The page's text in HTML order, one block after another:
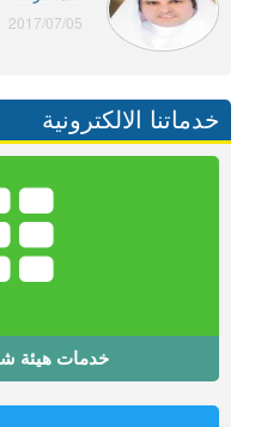
2017/07/05
خدماتنا الالكترونية
خدمات هيئة